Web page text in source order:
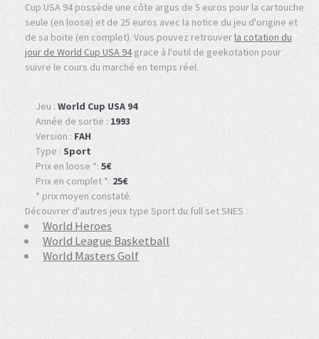
Cup USA 94 possède une côte argus de 5 euros pour la cartouche
seule (en loose) et de 25 euros avec la notice du jeu d'origine et
de sa boite (en complet). Vous pouvez retrouverla cotation du
jour de World Cup USA 94grace à l'outil de geekotation pour
suivre le cours du marché en temps réel.
Jeu : World Cup USA 94
Année de sortie : 1993
Version : FAH
Type : Sport
Prix en loose *: 5€
Prix en complet *: 25€
* prix moyen constaté.
Découvrer d'autres jeux type Sport du full set SNES :
World Heroes
World League Basketball
World Masters Golf